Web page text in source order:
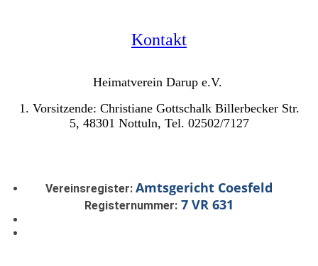
Kontakt
Heimatverein Darup e.V.
1. Vorsitzende: Christiane Gottschalk Billerbecker Str.
5, 48301 Nottuln, Tel. 02502/7127
Vereinsregister: Amtsgericht Coesfeld
Registernummer: 7 VR 631